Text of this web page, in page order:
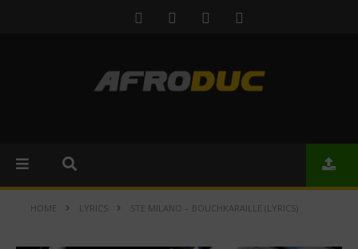
HOME LYRICS STE MILANO – BOUCHKARAILLE (LYRICS)